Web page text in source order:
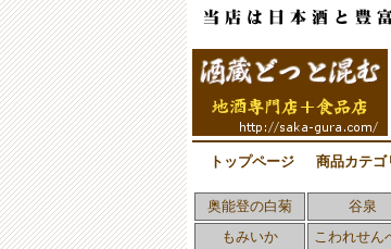
トップページ 商品カテゴ
奥能登の白菊 谷泉
もみいか
こわれせん